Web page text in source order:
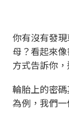
你有沒有發
母？看起來
方式告訴你
輪胎上的密碼
為例，我們一